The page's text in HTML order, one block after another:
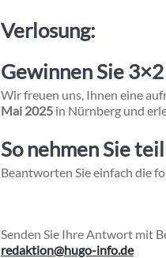
Verlosung:
Gewinnen Sie
Wir freuen uns, Ihnen eine
Mai 2025 in Nürnberg und
So nehmen Sie
Beantworten Sie einfach die
Senden Sie Ihre Antwort mit
redaktion@hugo-info.de